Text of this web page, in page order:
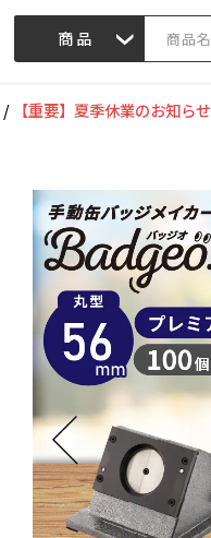
商品
/ 【重要】夏季休業のお知らせ